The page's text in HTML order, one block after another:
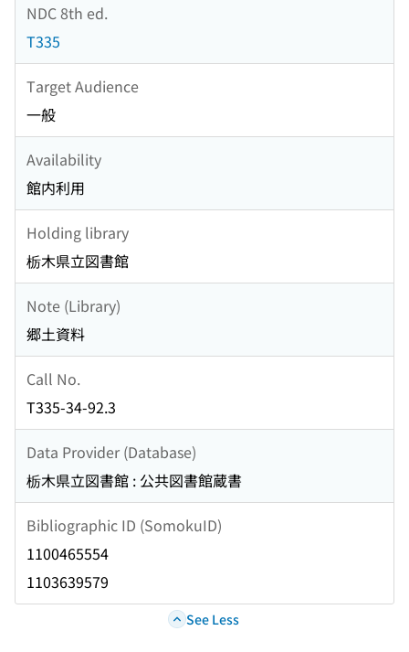
NDC 8th ed.
T335
Target Audience
一般
Availability
館内利用
Holding library
栃木県立図書館
Note (Library)
郷土資料
Call No.
T335-34-92.3
Data Provider (Database)
栃木県立図書館 : 公共図書館蔵書
Bibliographic ID (SomokuID)
1100465554
1103639579
See Less